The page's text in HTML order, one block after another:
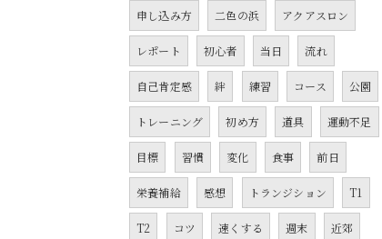
申し込み方 二色の浜 アクアスロン
レポート 初心者 当日 流れ
自己肯定感 絆 練習 コース 公園
トレーニング 初め方 道具 運動不足
目標 習慣 変化 食事 前日
栄養補給 感想 トランジション T1
T2 コツ 速くする 週末 近郊